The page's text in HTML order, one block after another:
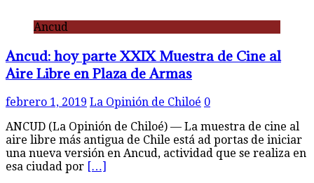
Ancud
Ancud: hoy parte XXIX Muestra de Cine al
Aire Libre en Plaza de Armas
febrero 1, 2019 La Opinión de Chiloé 0
ANCUD (La Opinión de Chiloé) — La muestra de cine al
aire libre más antigua de Chile está ad portas de iniciar
una nueva versión en Ancud, actividad que se realiza en
esa ciudad por […]